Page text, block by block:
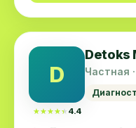
D
★★★★★
★★★★★ 4.4
Detoks
Частная